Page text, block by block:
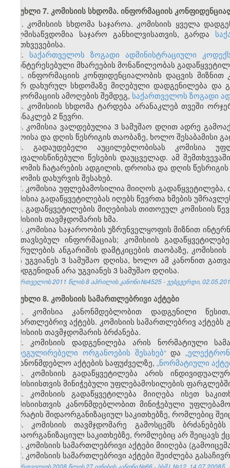
მუხლი 7. კომისიის სხდომა. ინფორმაციის
1. კომისიის სხდომა საჯაროა. კომისიის ყველა
ხელმისაწვდომია საჯარო განხილვისათვის, გარდა
შემთხვევებისა.
2. საქართველოს ზოგადი ადმინისტრაციული
დაინტერესებული მხარეების მონაწილეობას
3. ინფორმაციის კონფიდენციალობის დაცვის
მიერ დახურულ სხდომაზე მიღებული დადგენილება და
ინფორმაციის ამოღების შემდეგ, საქართველოს ზოგადი
4. კომისიის სხდომა ტარდება არანაკლებ თვეში
არანაკლებ 2 წევრი.
5. კომისია ვალდებულია 3 სამუშაო დღით ადრე
დროისა და დღის წესრიგის თაობაზე, ხოლო შესაბამისი
6. გადაუდებელი აუცილებლობისას კომისია
გათვალისწინებული წესების დაუცველად. ამ
სხდომის ჩატარების ადგილის, დროისა და დღის
სხდომის დახურვის შესახებ.
7. კომისია უფლებამოსილია მიიღოს
კომისია გადაწყვეტილებას იღებს წევრთა ხმების
8. გადაწყვეტილების მიღებისას თითოეულ კომისიის
კომისიის თავმჯდომარის ხმა.
9. კომისია საჯაროობის უზრუნველყოფის მიზნით
განთავსებულ ინფორმაციას; კომისიის
შესრულების ანგარიშის დამტკიცების თაობაზე,
არა უგვიანეს 3 სამუშაო დღისა, ხოლო ამ კანონით
წარდგენიდან არა უგვიანეს 3 სამუშაო დღისა.
საქართველოს 2011 წლის 8 აპრილის კანონი №4525 - ვებგვერდი,
მუხლი 8. კომისიის სამართლებრივი აქტები
1. კომისია კანონმდებლობით დადგენილი
სამართლებრივ აქტებს. კომისიის სამართლებრივ
კომისიის თავმჯდომარის ბრძანება.
2. კომისიის დადგენილება არის ნორმატიული
მარეგულირებელი ორგანოების შესახებ“და
საკანონმდებლო აქტების საფუძველზე, „ნორმატიული
3. კომისიის გადაწყვეტილება არის
კომისიისთვის მინიჭებული უფლებამოსილების
4. კომისიის გადაწყვეტილება მიიღება ისეთ
კომისიისთვის კანონმდებლობით მინიჭებული
აპარატის შიდაორგანიზაციულ საკითხებზე, რომლებიც
5. კომისიის თავმჯდომარე გამოსცემს
შიდაორგანიზაციულ საკითხებზე, რომლებიც არ შეიცავს
6. კომისიის სამართლებრივი აქტები მიიღება
7. კომისიის სამართლებრივი აქტები შეიძლება